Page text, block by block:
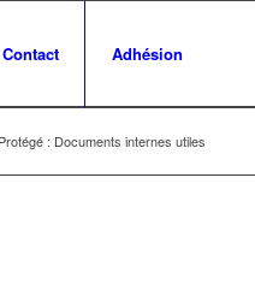
Contact Adhésion
Protégé : Documents internes utiles